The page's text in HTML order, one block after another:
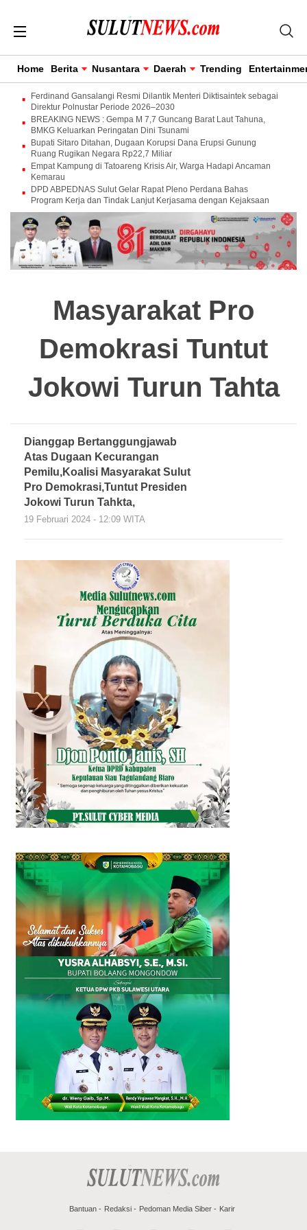
Home Berita Nusantara Daerah Trending
Ferdinand Gansalangi Resmi Dilantik Menteri Diktisaintek sebagai
Direktur Polnustar Periode 2026–2030
BREAKING NEWS : Gempa M 7,7 Guncang Barat Laut Tahuna,
BMKG Keluarkan Peringatan Dini Tsunami
Bupati Sitaro Ditahan, Dugaan Korupsi Dana Erupsi Gunung
Ruang Rugikan Negara Rp22,7 Miliar
Empat Kampung di Tatoareng Krisis Air, Warga Hadapi Ancaman
Kemarau
DPD ABPEDNAS Sulut Gelar Rapat Pleno Perdana Bahas
Program Kerja dan Tindak Lanjut Kerjasama dengan Kejaksaan
Masyarakat Pro
Demokrasi Tuntut
Jokowi Turun Tahta
Dianggap Bertanggungjawab
Atas Dugaan Kecurangan
Pemilu,Koalisi Masyarakat Sulut
Pro Demokrasi,Tuntut Presiden
Jokowi Turun Tahkta,
19 Februari 2024 - 12:09 WITA
Bantuan Redaksi Pedoman Media Siber Karir